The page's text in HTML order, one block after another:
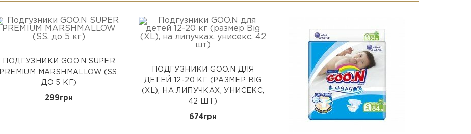
ПОДГУЗНИКИ GOO.N SUPER
PREMIUM MARSHMALLOW (SS,
ДО 5 КГ)
299грн
ПОДГУЗНИКИ GOO.N ДЛЯ
ДЕТЕЙ 12-20 КГ (РАЗМЕР BIG
(XL), НА ЛИПУЧКАХ, УНИСЕКС,
42 ШТ)
674грн